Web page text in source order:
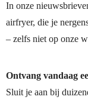
In onze
airfryer, die je
– zelfs niet op onze
Ontvang vandaag
Sluit je aan bij